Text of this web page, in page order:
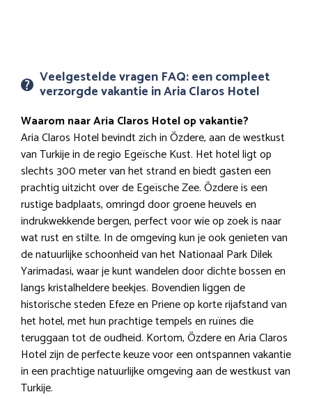
Veelgestelde vragen FAQ: een compleet
verzorgde vakantie in Aria Claros Hotel
Waarom naar Aria Claros Hotel op vakantie?
Aria Claros Hotel bevindt zich in Özdere, aan de westkust
van Turkije in de regio Egeïsche Kust. Het hotel ligt op
slechts 300 meter van het strand en biedt gasten een
prachtig uitzicht over de Egeïsche Zee. Özdere is een
rustige badplaats, omringd door groene heuvels en
indrukwekkende bergen, perfect voor wie op zoek is naar
wat rust en stilte. In de omgeving kun je ook genieten van
de natuurlijke schoonheid van het Nationaal Park Dilek
Yarimadasi, waar je kunt wandelen door dichte bossen en
langs kristalheldere beekjes. Bovendien liggen de
historische steden Efeze en Priene op korte rijafstand van
het hotel, met hun prachtige tempels en ruïnes die
teruggaan tot de oudheid. Kortom, Özdere en Aria Claros
Hotel zijn de perfecte keuze voor een ontspannen vakantie
in een prachtige natuurlijke omgeving aan de westkust van
Turkije.